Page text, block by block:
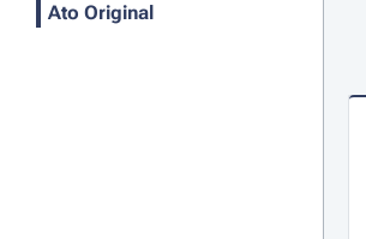
Ato Original